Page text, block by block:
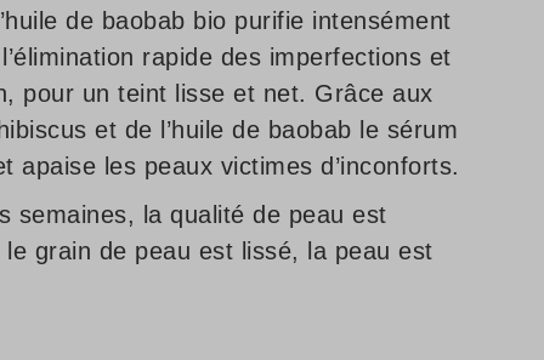
de baobab bio purifie intensément
rapide des imperfections et
pour un teint lisse et net. Grâce aux
et de l’huile de baobab le sérum
apaise les peaux victimes d’inconforts.
semaines, la qualité de peau est
grain de peau est lissé, la peau est